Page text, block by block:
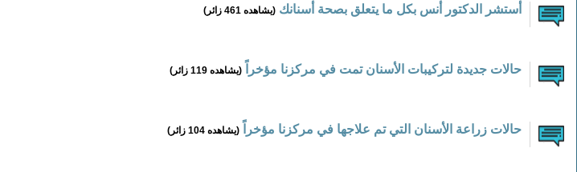
أستشر الدكتور أنس بكل ما يتعلق بصحة أسنانك (يشاهده 461 زائر)
حالات جديدة لتركيبات الأسنان تمت في مركزنا مؤخراً (يشاهده 119 زائر)
حالات زراعة الأسنان التي تم علاجها في مركزنا مؤخراً (يشاهده 104 زائر)